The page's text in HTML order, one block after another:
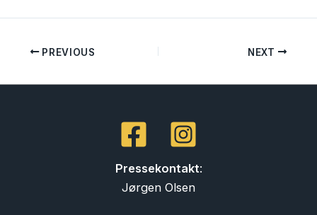
PREVIOUS NEXT
Pressekontakt:
Jørgen Olsen